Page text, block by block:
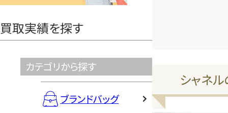
買取実績を探す
カテゴリから探す
ブランドバッグ
シャネル